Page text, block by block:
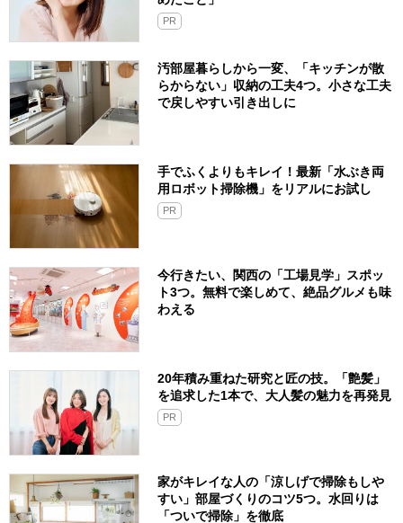
PR
汚部屋暮らしから一変、「キッチンが散
らからない」収納の工夫4つ。小さな工夫
で戻しやすい引き出しに
手でふくよりもキレイ！最新「水ぶき両
用ロボット掃除機」をリアルにお試し
PR
今行きたい、関西の「工場見学」スポッ
ト3つ。無料で楽しめて、絶品グルメも味
わえる
20年積み重ねた研究と匠の技。「艶髪」
を追求した1本で、大人髪の魅力を再発見
PR
家がキレイな人の「涼しげで掃除もしや
すい」部屋づくりのコツ5つ。水回りは
「ついで掃除」を徹底